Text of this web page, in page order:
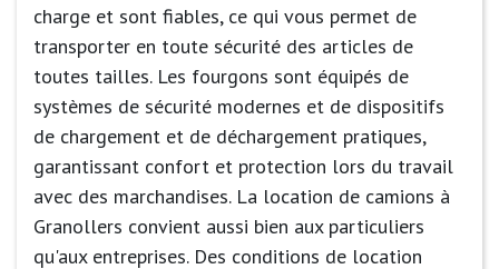
charge et sont fiables, ce qui vous permet de
transporter en toute sécurité des articles de
toutes tailles. Les fourgons sont équipés de
systèmes de sécurité modernes et de dispositifs
de chargement et de déchargement pratiques,
garantissant confort et protection lors du travail
avec des marchandises. La location de camions à
Granollers convient aussi bien aux particuliers
qu'aux entreprises. Des conditions de location